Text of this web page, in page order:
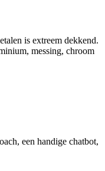
is extreem dekkend.
messing, chroom
een handige chatbot,